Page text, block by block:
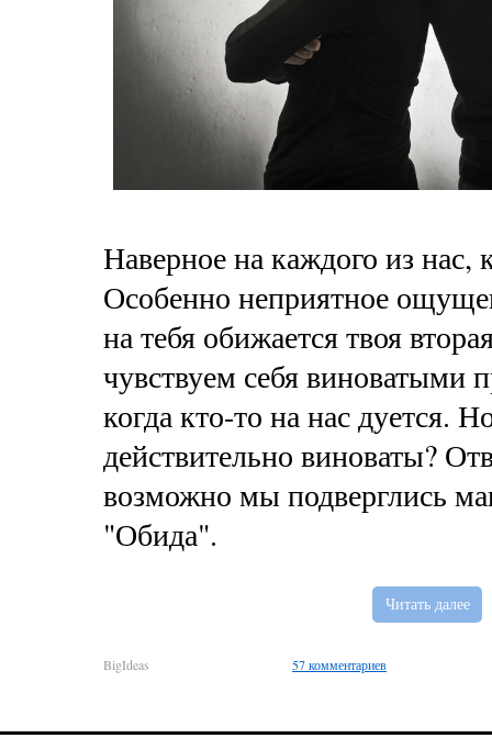
Наверное на каждого из нас,
Особенно неприятное
на тебя обижается твоя
чувствуем себя виноватыми
когда кто-то на нас дуется.
действительно виноваты?
возможно мы подверглись
"Обида".
Читать далее
BigIdeas 57 комментариев